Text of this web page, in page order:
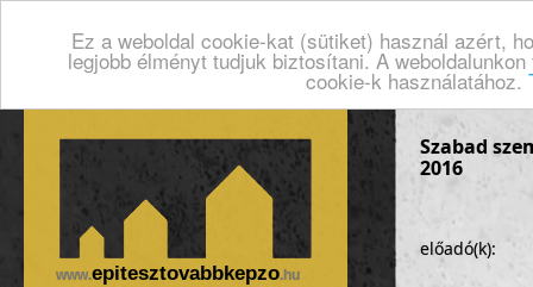
Ez a weboldal cookie-kat (sütiket) használ azért,
legjobb élményt tudjuk biztosítani. A
cookie-k használatához.
www.epitesztovabbkepzo.hu
Szabad
2016
előadó(k):